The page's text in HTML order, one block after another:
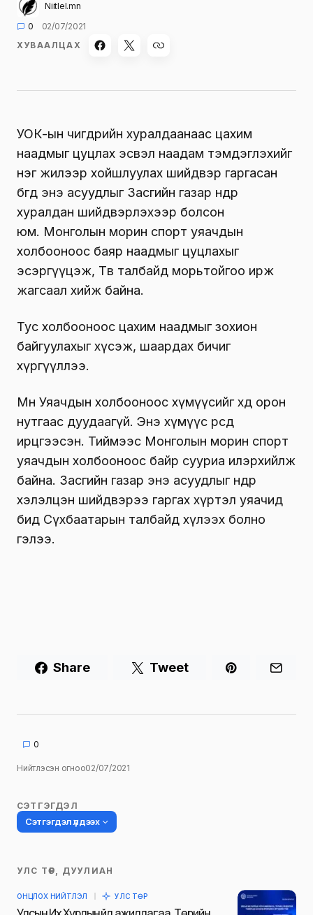
Niitlel.mn
0
02/07/2021
ХУВААЛЦАХ
УОК-ын өчигдрийн хуралдаанаас цахим
наадмыг цуцлах эсвэл наадам тэмдэглэхийг
нэг жилээр хойшлуулах шийдвэр гаргасан
бөгөөд энэ асуудлыг Засгийн газар өнөөдөр
хуралдан шийдвэрлэхээр болсон
юм. Монголын морин спорт уяачдын
холбооноос баяр наадмыг цуцлахыг
эсэргүүцэж, Төв талбайд морьтойгоо ирж
жагсаал хийж байна.
Тус холбооноос цахим наадмыг зохион
байгуулахыг хүсэж, шаардах бичиг
хүргүүллээ.
Мөн Уяачдын холбооноос хүмүүсийг хөдөө орон
нутгаас дуудаагүй. Энэ хүмүүс өөрсдөө
ирцгээсэн. Тиймээс Монголын морин спорт
уяачдын холбооноос байр сууриа илэрхийлж
байна. Засгийн газар энэ асуудлыг өнөөдөр
хэлэлцэн шийдвэрээ гаргах хүртэл уяачид
бид Сүхбаатарын талбайд хүлээх болно
гэлээ.
Share Tweet
0
Нийтлэсэн огноо02/07/2021
СЭТГЭГДЭЛ
Сэтгэгдэл үлдээх
Таны имэйл хаягийг нийтлэхгүй.
УЛС ТӨР, ДУУЛИАН
ОНЦЛОХ НИЙТЛЭЛ УЛС ТӨР